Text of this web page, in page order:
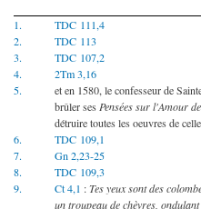
1.
TDC 111,4
2.
TDC 113
3.
TDC 107,2
4.
2Tm 3,16
5.
et en 1580, le confesseur de
brûler ses Pensées sur l'Amour
détruire toutes les oeuvres de
6.
TDC 109,1
7.
Gn 2,23-25
8.
TDC 109,3
9.
Ct 4,1 :Tes yeux sont des
un troupeau de chèvres,